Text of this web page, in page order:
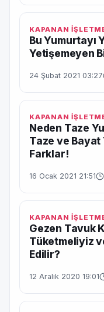
KAPANAN
Bu Yumurtayı
Yetişemeyen
24 Şubat 2021 03:27
KAPANAN
Neden Taze
Taze ve Bayat
Farklar!
16 Ocak 2021 21:51
KAPANAN
Gezen Tavuk
Tüketmeliyiz
Edilir?
12 Aralık 2020 19:01